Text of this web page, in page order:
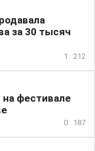
за 30 тысяч
1 212
фестивале
0 187